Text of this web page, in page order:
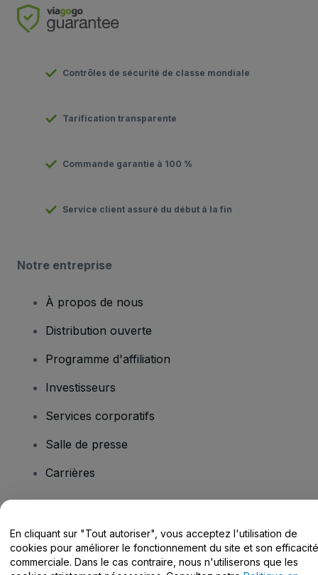
Contrôles de sécurité de classe mondiale
Tarification transparente
Commande garantie à 100 %
Service client assuré du début à la fin
Notre entreprise
À propos de nous
Distribution ouverte
Programme d'affiliation
Investisseurs
Services corporatifs
Salle de presse
Carrières
Centre d'assistance / Nous contacter
En cliquant sur "Tout autoriser", vous acceptez l'utilisation de
cookies pour améliorer le fonctionnement du site et son efficacité
commerciale. Dans le cas contraire, nous n'utiliserons que les